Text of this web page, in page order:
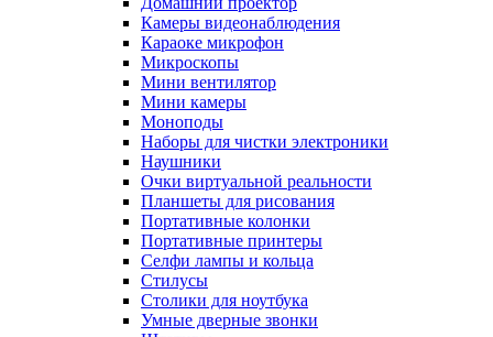
Камеры видеонаблюдения
Караоке микрофон
Микроскопы
Мини вентилятор
Мини камеры
Моноподы
Наборы для чистки электроники
Наушники
Очки виртуальной реальности
Планшеты для рисования
Портативные колонки
Портативные принтеры
Селфи лампы и кольца
Стилусы
Столики для ноутбука
Умные дверные звонки